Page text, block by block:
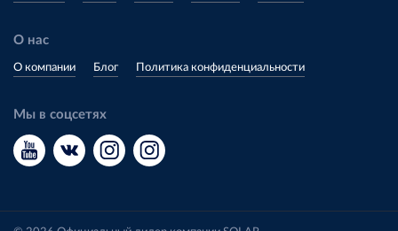
О нас
О компании Блог Политика конфиденциальности
Мы в соцсетях